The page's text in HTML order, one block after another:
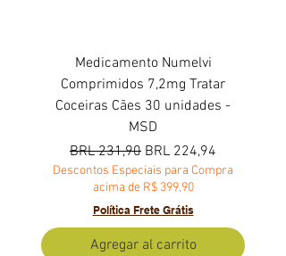
Medicamento Numelvi
Comprimidos 7,2mg Tratar
Coceiras Cães 30 unidades -
MSD
Precio
BRL 231,90 Precio de oferta
BRL 224,94
Descontos Especiais para Compra
acima de R$ 399,90
Política Frete Grátis
Agregar al carrito